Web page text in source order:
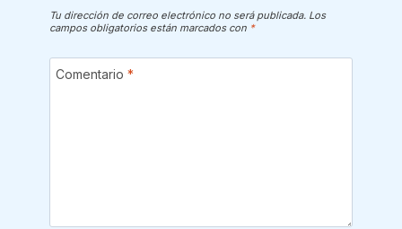
Tu dirección de correo electrónico no será publicada. Los
campos obligatorios están marcados con *
Comentario *